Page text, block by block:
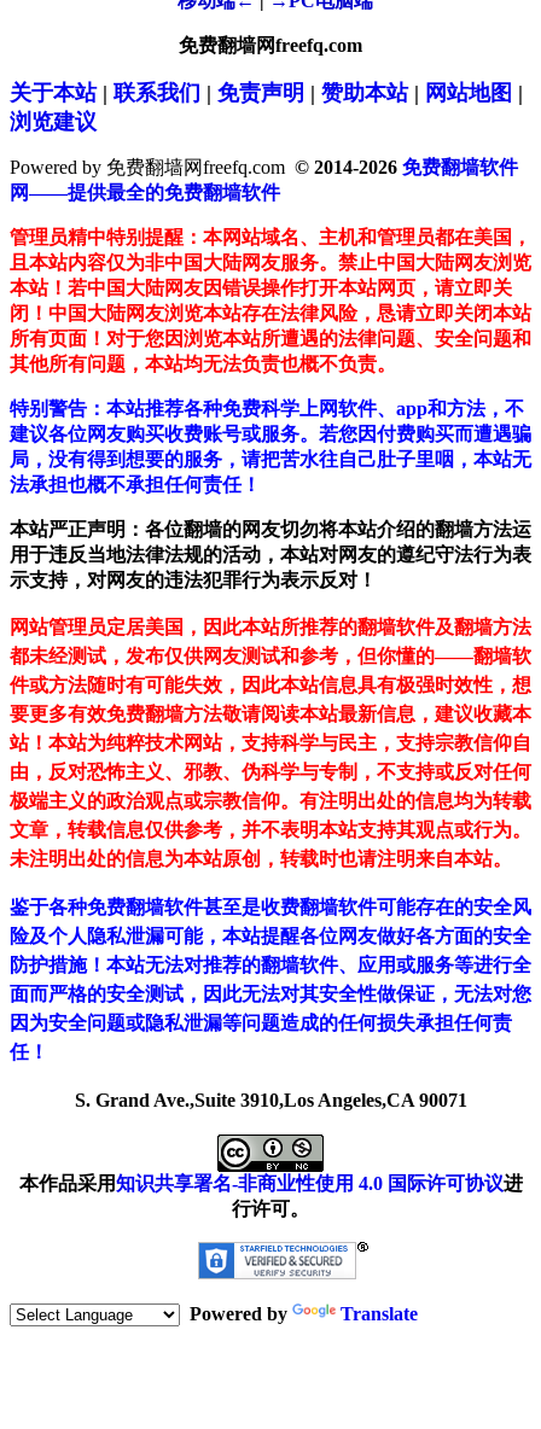
免费翻墙网freefq.com
关于本站| 联系我们 | 免责声明 | 赞助本站| 网站地图 |
浏览建议
Powered by 免费翻墙网freefq.com © 2014-2026 免费翻墙软件
网——提供最全的免费翻墙软件
管理员精中特别提醒：本网站域名、主机和管理员都在美国，
且本站内容仅为非中国大陆网友服务。禁止中国大陆网友浏览
本站！若中国大陆网友因错误操作打开本站网页，请立即关
闭！中国大陆网友浏览本站存在法律风险，恳请立即关闭本站
所有页面！对于您因浏览本站所遭遇的法律问题、安全问题和
其他所有问题，本站均无法负责也概不负责。
特别警告：本站推荐各种免费科学上网软件、app和方法，不
建议各位网友购买收费账号或服务。若您因付费购买而遭遇骗
局，没有得到想要的服务，请把苦水往自己肚子里咽，本站无
法承担也概不承担任何责任！
本站严正声明：各位翻墙的网友切勿将本站介绍的翻墙方法运
用于违反当地法律法规的活动，本站对网友的遵纪守法行为表
示支持，对网友的违法犯罪行为表示反对！
网站管理员定居美国，因此本站所推荐的翻墙软件及翻墙方法
都未经测试，发布仅供网友测试和参考，但你懂的——翻墙软
件或方法随时有可能失效，因此本站信息具有极强时效性，想
要更多有效免费翻墙方法敬请阅读本站最新信息，建议收藏本
站！ 本站为纯粹技术网站，支持科学与民主，支持宗教信仰自
由，反对恐怖主义、邪教、伪科学与专制，不支持或反对任何
极端主义的政治观点或宗教信仰。有注明出处的信息均为转载
文章，转载信息仅供参考，并不表明本站支持其观点或行为。
未注明出处的信息为本站原创，转载时也请注明来自本站。
鉴于各种免费翻墙软件甚至是收费翻墙软件可能存在的安全风
险及个人隐私泄漏可能，本站提醒各位网友做好各方面的安全
防护措施！本站无法对推荐的翻墙软件、应用或服务等进行全
面而严格的安全测试，因此无法对其安全性做保证，无法对您
因为安全问题或隐私泄漏等问题造成的任何损失承担任何责
任！
S. Grand Ave.,Suite 3910,Los Angeles,CA 90071
本作品采用知识共享署名-非商业性使用 4.0 国际许可协议进
行许可。
Powered by Translate